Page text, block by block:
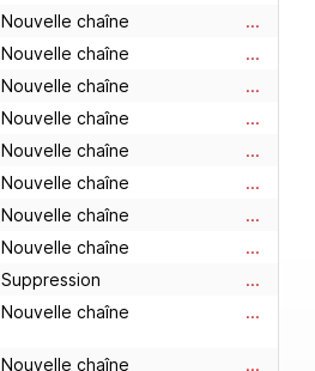
Nouvelle chaîne
...
Nouvelle chaîne
...
Nouvelle chaîne
...
Nouvelle chaîne
...
Nouvelle chaîne
...
Nouvelle chaîne
...
Nouvelle chaîne
...
Nouvelle chaîne
...
Suppression
...
Nouvelle chaîne ...
Nouvelle chaîne
...